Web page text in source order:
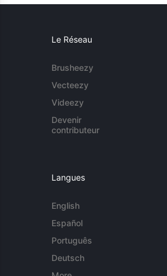
Le Réseau
Brusheezy
Vecteezy
Videezy
Devenir
contributeur
Langues
English
Español
Português
Deutsch